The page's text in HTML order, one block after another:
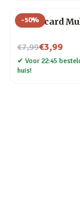
-50%
Creditcard
€7,99
Nu voor€3,99
✔ Voor 22:45
huis!